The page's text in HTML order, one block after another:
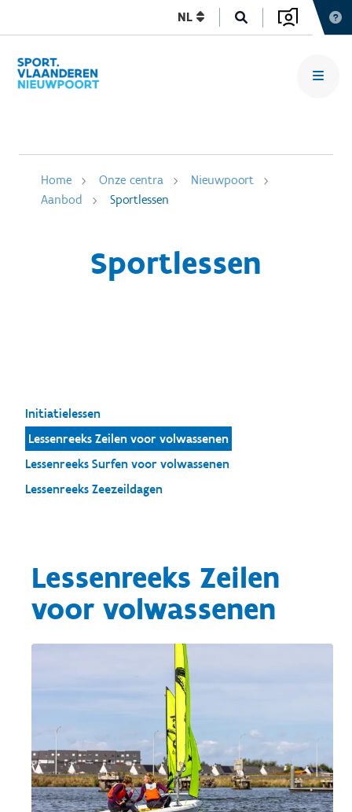
NL
Home Onze centra
Nieuwpoort
Aanbod
Sportlessen
Sportlessen
Initiatielessen
Lessenreeks Zeilen voor volwassenen
Lessenreeks Surfen voor volwassenen
Lessenreeks Zeezeildagen
Lessenreeks Zeilen
voor volwassenen